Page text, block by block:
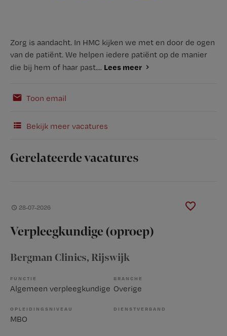
Zorg is aandacht. In HMC kijken we met en door de ogen
van de patiënt. We helpen iedere patiënt op de manier
die bij hem of haar past.... Lees meer
Toon email
Bekijk meer vacatures
Gerelateerde vacatures
28-07-2026
Verpleegkundige (oproep)
Bergman Clinics, Rijswijk
FUNCTIE
Algemeen verpleegkundige
BRANCHE
Overige
OPLEIDINGSNIVEAU
MBO
DIENSTVERBAND